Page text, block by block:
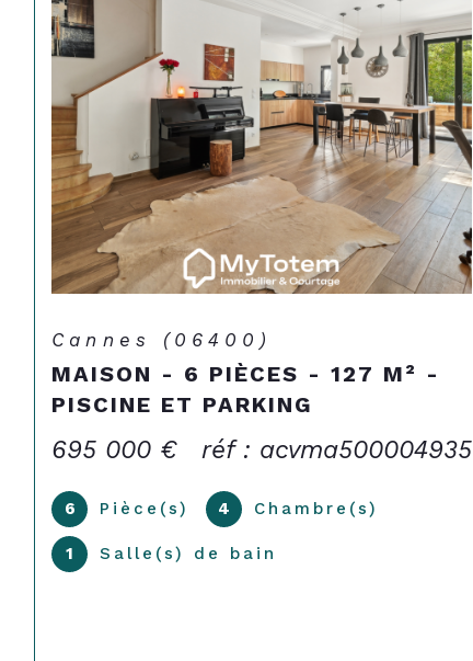
Deuil-la-Barre (95170)
MAISON ANGLO-NORMANDE DE
LA FIN XIXE
550 000 € réf : mavma10007579
5 Pièce(s) 3 Chambre(s)
1 Salle(s) de bain